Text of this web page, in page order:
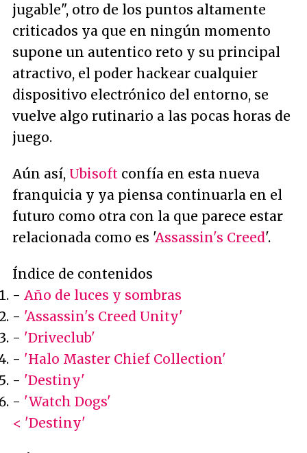
jugable", otro de los puntos altamente
criticados ya que en ningún momento
supone un autentico reto y su principal
atractivo, el poder hackear cualquier
dispositivo electrónico del entorno, se
vuelve algo rutinario a las pocas horas de
juego.
Aún así, Ubisoft confía en esta nueva
franquicia y ya piensa continuarla en el
futuro como otra con la que parece estar
relacionada como es 'Assassin's Creed'.
Índice de contenidos
- Año de luces y sombras
- 'Assassin's Creed Unity'
- 'Driveclub'
- 'Halo Master Chief Collection'
- 'Destiny'
- 'Watch Dogs'
< 'Destiny'